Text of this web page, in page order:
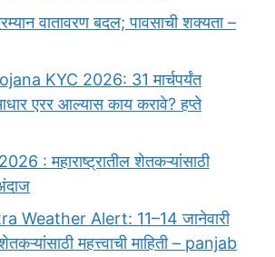
वातावरण बदल; पावसाची शक्यता –
KYC 2026: 31 मार्चपर्यंत
एरर आल्यास काय करावे? हप्ते
: महाराष्ट्रातील शेतकऱ्यांसाठी
Weather Alert: 11–14 जानेवारी
महत्त्वाची माहिती – panjab